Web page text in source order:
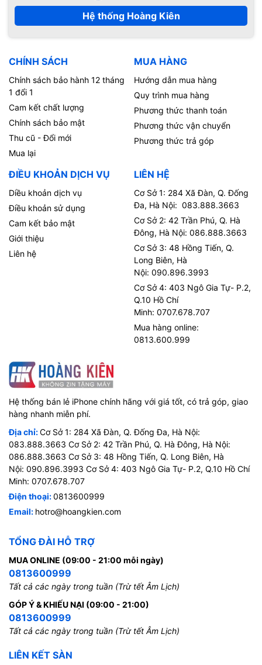
Hệ thống Hoàng Kiên
CHÍNH SÁCH
Chính sách bảo hành 12 tháng
1 đổi 1
Cam kết chất lượng
Chính sách bảo mật
Thu cũ - Đổi mới
Mua lại
MUA HÀNG
Hướng dẫn mua hàng
Quy trình mua hàng
Phương thức thanh toán
Phương thức vận chuyển
Phương thức trả góp
ĐIỀU KHOẢN DỊCH VỤ
Diều khoản dịch vụ
Điều khoản sử dụng
Cam kết bảo mật
Giới thiệu
Liên hệ
LIÊN HỆ
Cơ Sở 1: 284 Xã Đàn, Q. Đống
Đa, Hà Nội: 083.888.3663
Cơ Sở 2: 42 Trần Phú, Q. Hà
Đông, Hà Nội: 086.888.3663
Cơ Sở 3: 48 Hồng Tiến, Q.
Long Biên, Hà
Nội: 090.896.3993
Cơ Sở 4: 403 Ngô Gia Tự- P.2,
Q.10 Hồ Chí
Minh: 0707.678.707
Mua hàng online:
0813.600.999
Hệ thống bán lẻ iPhone chính hãng với giá tốt, có trả góp, giao
hàng nhanh miễn phí.
Địa chỉ:Cơ Sở 1: 284 Xã Đàn, Q. Đống Đa, Hà Nội:
083.888.3663 Cơ Sở 2: 42 Trần Phú, Q. Hà Đông, Hà Nội:
086.888.3663 Cơ Sở 3: 48 Hồng Tiến, Q. Long Biên, Hà
Nội: 090.896.3993 Cơ Sở 4: 403 Ngô Gia Tự- P.2, Q.10 Hồ Chí
Minh: 0707.678.707
Điện thoại:0813600999
Email: hotro@hoangkien.com
TỔNG ĐÀI HỖ TRỢ
MUA ONLINE (09:00 - 21:00 mỗi ngày)
0813600999
Tất cả các ngày trong tuần (Trừ tết Âm Lịch)
GÓP Ý & KHIẾU NẠI (09:00 - 21:00)
0813600999
Tất cả các ngày trong tuần (Trừ tết Âm Lịch)
LIÊN KẾT SÀN